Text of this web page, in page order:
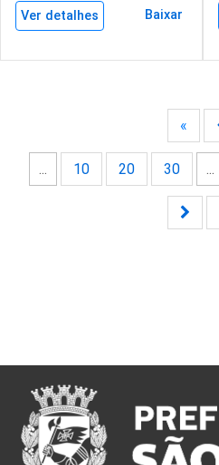
Ver detalhes Baixar
«
... 10 20 30 ...